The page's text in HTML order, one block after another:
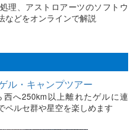
理、アストロアーツのソフトウ
などをオンラインで解説
ル・キャンプツアー
へ250km以上離れたゲルに連
ペルセ群や星空を楽しめます